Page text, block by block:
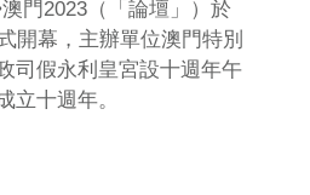
門2023（「論壇」）於
開幕，主辦單位澳門特別
司假永利皇宮設十週年午
立十週年。